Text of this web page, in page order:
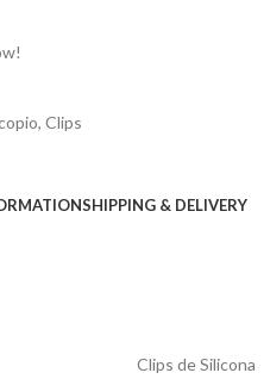
, Clips
SHIPPING & DELIVERY
Clips de Silicona